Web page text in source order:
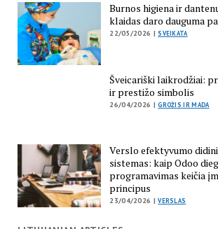
Burnos higiena ir
klaidas daro dauguma
22/05/2026 |SVEIKATA
Šveicariški laikrodžiai:
ir prestižo simbolis
26/04/2026 |GROŽIS IR MADA
Verslo efektyvumo
sistemas: kaip Odoo
programavimas keičia
principus
23/04/2026 |VERSLAS